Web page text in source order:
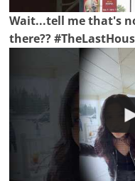
Wait...tell me that's
there??